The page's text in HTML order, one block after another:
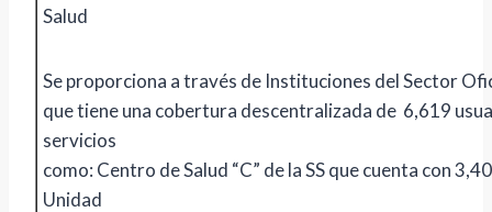
Salud
Se proporciona a través de Instituciones del Sector
que tiene una cobertura descentralizada de 6,619
servicios
como: Centro de Salud “C” de la SS que cuenta con
Unidad